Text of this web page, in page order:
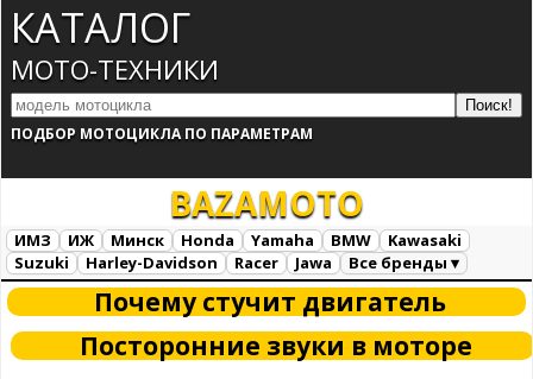
КАТАЛОГ
МОТО-ТЕХНИКИ
ПОДБОР МОТОЦИКЛА ПО ПАРАМЕТРАМ
BAZAMOTO
ИМЗ ИЖ Минск Honda Yamaha BMW
Kawasaki
Suzuki
Harley-Davidson Racer Jawa
Все бренды ▾
Все марки
Загрузка...
Почему стучит двигатель
Посторонние звуки в моторе